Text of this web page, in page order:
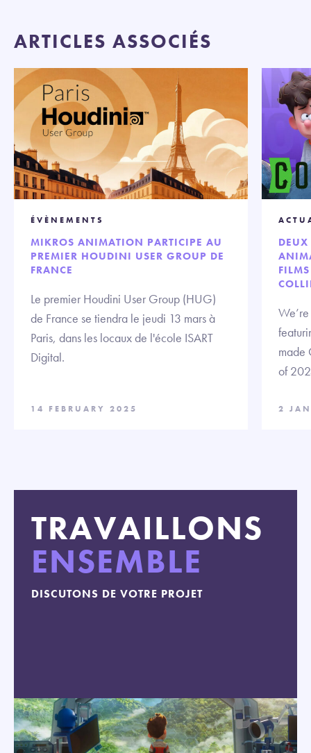
ARTICLES ASSOCIÉS
ÉVÈNEMENTS
MIKROS ANIMATION PARTICIPE AU
PREMIER HOUDINI USER GROUP DE
FRANCE
Le premier Houdini User Group (HUG)
de France se tiendra le jeudi 13 mars à
Paris, dans les locaux de l'école ISART
Digital.
14 FEBRUARY 2025
made
of
2
TRAVAILLONS
ENSEMBLE
DISCUTONS DE VOTRE PROJET